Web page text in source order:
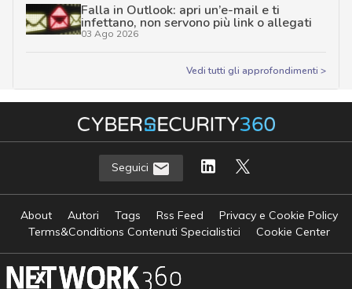
Falla in Outlook: apri un’e-mail e ti
infettano, non servono più link o allegati
03 Ago 2026
Vedi tutti gli approfondimenti >
Seguici
About Autori Tags Rss Feed
Privacy e Cookie Policy
Terms&Conditions Contenuti Specialistici
Cookie Center